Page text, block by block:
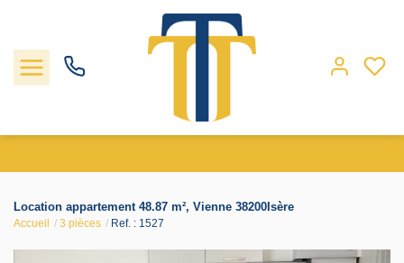
Location appartement 48.87 m², Vienne 38200Isère
Accueil 3 pièces Ref. : 1527